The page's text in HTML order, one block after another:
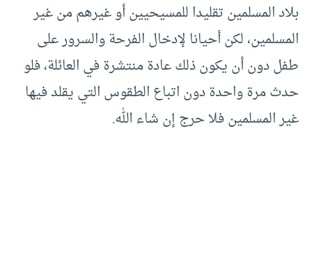
بلاد المسلمين تقليدا للمسيحيين أو غيرهم من غير
المسلمين، لكن أحيانا لإدخال الفرحة والسرور على
طفل دون أن يكون ذلك عادة منتشرة في العائلة، فلو
حدث مرة واحدة دون اتباع الطقوس التي يقلد فيها
غير المسلمين فلا حرج إن شاء الله.